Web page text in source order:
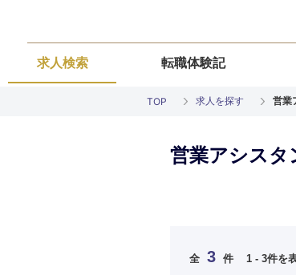
求人検索 転職体験記
TOP 求人を探す 営業
営業アシスタ
希望年
全 3 件 1 - 3件を